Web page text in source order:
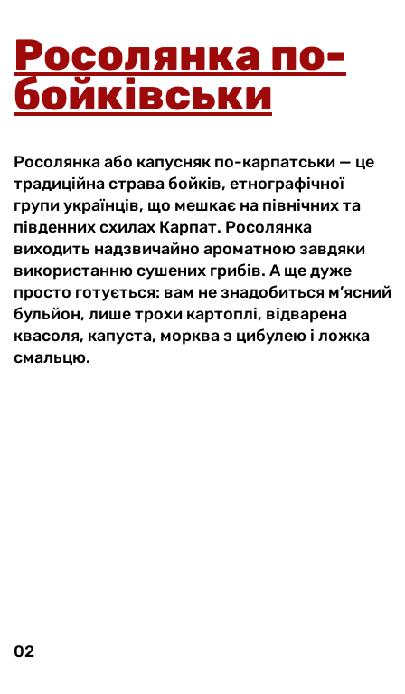
Росолянка по-
бойківськи
Росолянка або капусняк по-карпатськи — це
традиційна страва бойків, етнографічної
групи українців, що мешкає на північних та
південних схилах Карпат. Росолянка
виходить надзвичайно ароматною завдяки
використанню сушених грибів. А ще дуже
просто готується: вам не знадобиться м’ясний
бульйон, лише трохи картоплі, відварена
квасоля, капуста, морква з цибулею і ложка
смальцю.
02